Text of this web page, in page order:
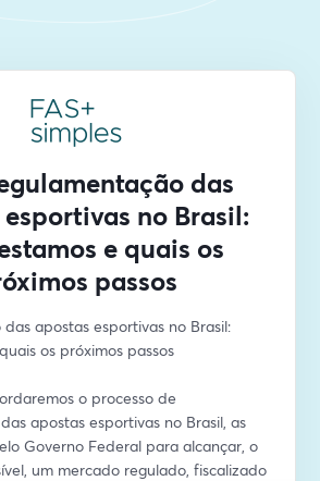
das
no Brasil:
e quais os
passos
apostas esportivas no Brasil:
os próximos passos
o processo de
apostas esportivas no Brasil, as
Governo Federal para alcançar, o
um mercado regulado, fiscalizado